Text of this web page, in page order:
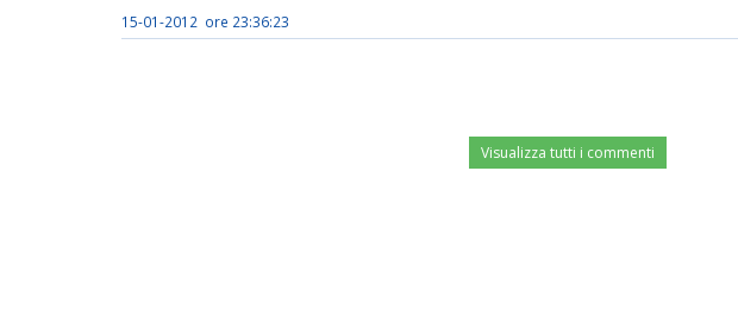
15-01-2012 ore 23:36:23
Visualizza tutti i commenti